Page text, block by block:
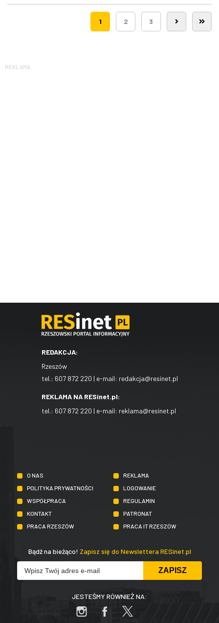
śmigłowców LPR
1 2 3
REKLAMA
REDAKCJA:
Rzeszów
tel.: 607 872 220 | e-mail: redakcja@resinet.pl
REKLAMA NA RESinet.pl:
tel.: 607 872 220 | e-mail: reklama@resinet.pl
O NAS
REKLAMA
POLITYKA PRYWATNOŚCI
LOGOWANIE
WSPÓŁPRACA
REGULAMIN
KONTAKT
PATRONAT
PRACA RZESZÓW
PRACA IT RZESZÓW
Bądź na bieżąco! Zapisz się do Newslettera RESinet.pl
JESTEŚMY RÓWNIEŻ NA: